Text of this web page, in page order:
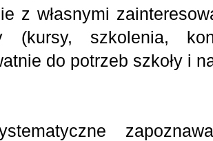
z własnymi
(kursy, szkolenia,
do potrzeb szkoły i